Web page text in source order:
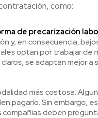
como:
de precarización
y, en consecuencia,
optan por trabajar de
se adaptan mejor a
más costosa.
pagarlo. Sin embargo,
compañías deben